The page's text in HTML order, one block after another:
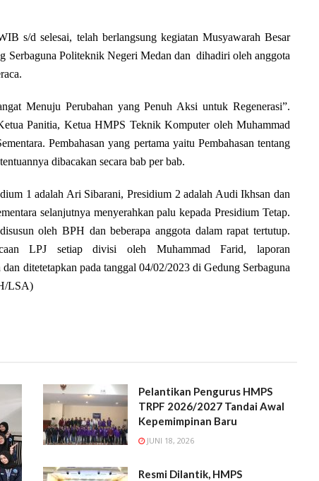
s/d selesai, telah berlangsung kegiatan Musyawarah Besar
Serbaguna Politeknik Negeri Medan dan dihadiri oleh anggota
Menuju Perubahan yang Penuh Aksi untuk Regenerasi”.
Panitia, Ketua HMPS Teknik Komputer oleh Muhammad
Pembahasan yang pertama yaitu Pembahasan tentang
dibacakan secara bab per bab.
1 adalah Ari Sibarani, Presidium 2 adalah Audi Ikhsan dan
selanjutnya menyerahkan palu kepada Presidium Tetap.
oleh BPH dan beberapa anggota dalam rapat tertutup.
LPJ setiap divisi oleh Muhammad Farid, laporan
ditetetapkan pada tanggal 04/02/2023 di Gedung Serbaguna
LSA)
Pelantikan Pengurus HMPS
TRPF 2026/2027 Tandai Awal
Kepemimpinan Baru
JUNI 18, 2026
Resmi Dilantik, HMPS